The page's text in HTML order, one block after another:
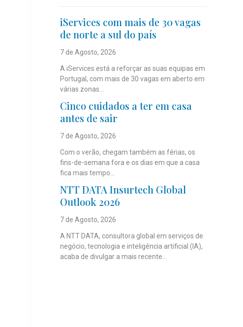
iServices com mais de 30 vagas
de norte a sul do país
7 de Agosto, 2026
A iServices está a reforçar as suas equipas em
Portugal, com mais de 30 vagas em aberto em
várias zonas...
Cinco cuidados a ter em casa
antes de sair
7 de Agosto, 2026
Com o verão, chegam também as férias, os
fins-de-semana fora e os dias em que a casa
fica mais tempo...
NTT DATA Insurtech Global
Outlook 2026
7 de Agosto, 2026
A NTT DATA, consultora global em serviços de
negócio, tecnologia e inteligência artificial (IA),
acaba de divulgar a mais recente...